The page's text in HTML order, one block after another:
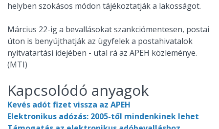
helyben szokásos módon tájékoztatják a lakosságot.
Március 22-ig a bevallásokat szankciómentesen, postai
úton is benyújthatják az ügyfelek a postahivatalok
nyitvatartási idejében - utal rá az APEH közleménye.
(MTI)
Kapcsolódó anyagok
Kevés adót fizet vissza az APEH
Elektronikus adózás: 2005-től mindenkinek lehet